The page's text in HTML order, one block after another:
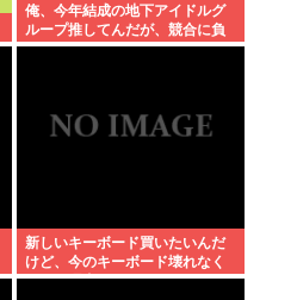
俺、今年結成の地下アイドルグ
ループ推してんだが、競合に負
けてる。
新しいキーボード買いたいんだ
けど、今のキーボード壊れなく
て買う理由が見つからない